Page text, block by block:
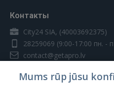
Контакты
City24 SIA, (40003692375)
28259069 (9:00-17:00 пн. -
contact@getapro.lv
Mums rūp jūsu